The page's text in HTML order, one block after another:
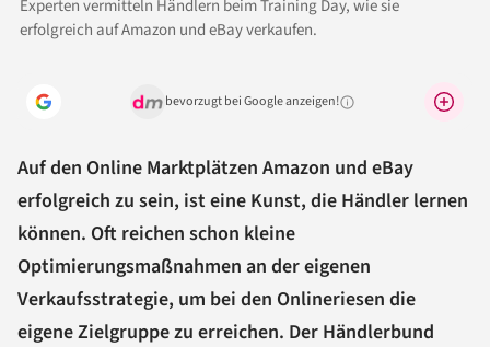
Experten vermitteln Händlern beim Training Day, wie sie
erfolgreich auf Amazon und eBay verkaufen.
bevorzugt bei Google anzeigen!Warum lohnt sich das?
Auf den Online Marktplätzen Amazon und eBay
erfolgreich zu sein, ist eine Kunst, die Händler lernen
können. Oft reichen schon kleine
Optimierungsmaßnahmen an der eigenen
Verkaufsstrategie, um bei den Onlineriesen die
eigene Zielgruppe zu erreichen. Der Händlerbund